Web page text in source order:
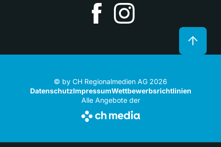
© by CH Regionalmedien AG 2026
DatenschutzImpressumWettbewerbsrichtlinien
Alle Angebote der